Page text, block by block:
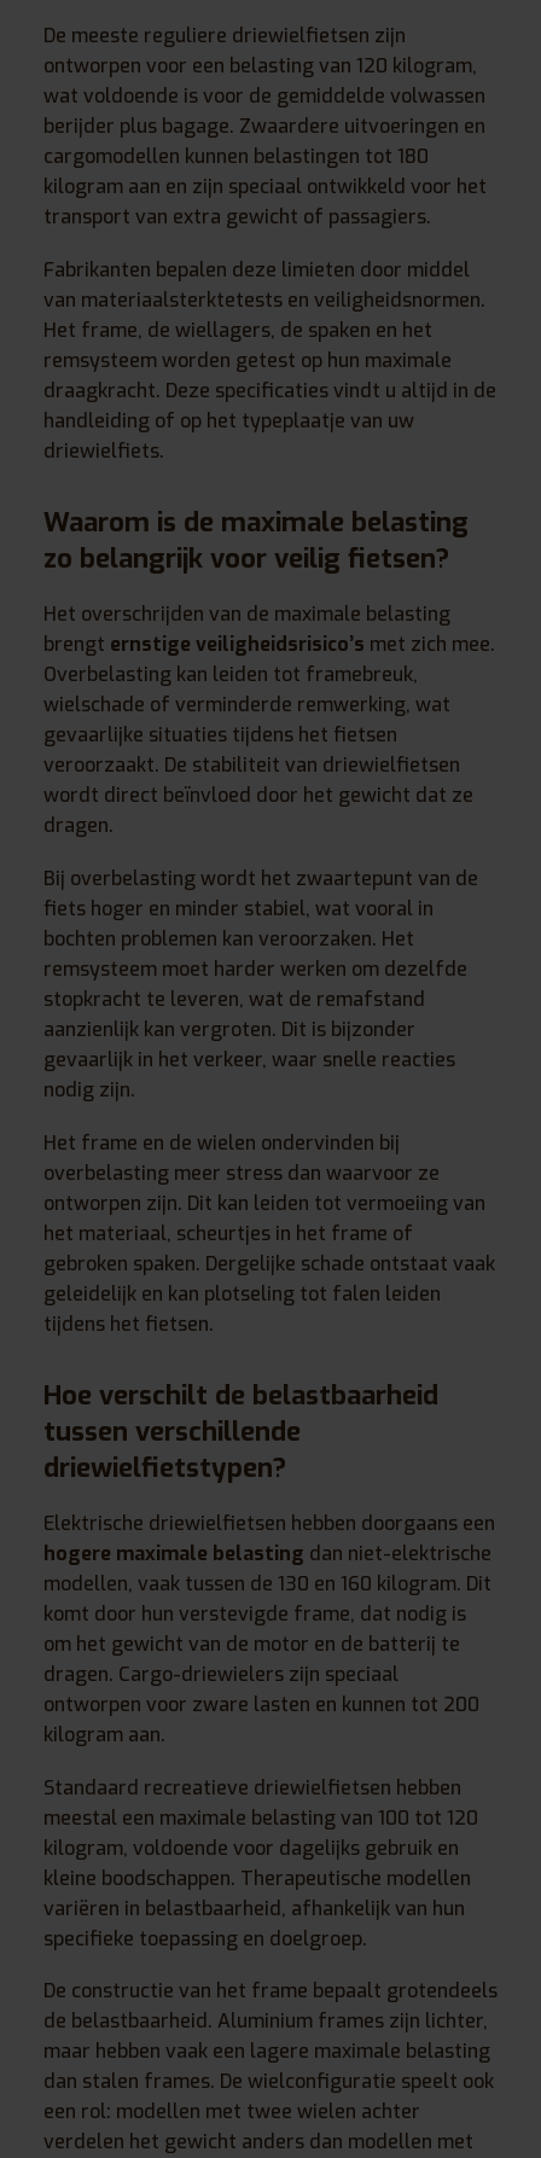
De meeste reguliere driewielfietsen zijn
ontworpen voor een belasting van 120 kilogram,
wat voldoende is voor de gemiddelde volwassen
berijder plus bagage. Zwaardere uitvoeringen en
cargomodellen kunnen belastingen tot 180
kilogram aan en zijn speciaal ontwikkeld voor het
transport van extra gewicht of passagiers.
Fabrikanten bepalen deze limieten door middel
van materiaalsterktetests en veiligheidsnormen.
Het frame, de wiellagers, de spaken en het
remsysteem worden getest op hun maximale
draagkracht. Deze specificaties vindt u altijd in de
handleiding of op het typeplaatje van uw
driewielfiets.
Waarom is de maximale belasting
zo belangrijk voor veilig fietsen?
Het overschrijden van de maximale belasting
brengt ernstige veiligheidsrisico’s met zich mee.
Overbelasting kan leiden tot framebreuk,
wielschade of verminderde remwerking, wat
gevaarlijke situaties tijdens het fietsen
veroorzaakt. De stabiliteit van driewielfietsen
wordt direct beïnvloed door het gewicht dat ze
dragen.
Bij overbelasting wordt het zwaartepunt van de
fiets hoger en minder stabiel, wat vooral in
bochten problemen kan veroorzaken. Het
remsysteem moet harder werken om dezelfde
stopkracht te leveren, wat de remafstand
aanzienlijk kan vergroten. Dit is bijzonder
gevaarlijk in het verkeer, waar snelle reacties
nodig zijn.
Het frame en de wielen ondervinden bij
overbelasting meer stress dan waarvoor ze
ontworpen zijn. Dit kan leiden tot vermoeiing van
het materiaal, scheurtjes in het frame of
gebroken spaken. Dergelijke schade ontstaat vaak
geleidelijk en kan plotseling tot falen leiden
tijdens het fietsen.
Hoe verschilt de belastbaarheid
tussen verschillende
driewielfietstypen?
Elektrische driewielfietsen hebben doorgaans een
hogere maximale belasting dan niet-elektrische
modellen, vaak tussen de 130 en 160 kilogram. Dit
komt door hun verstevigde frame, dat nodig is
om het gewicht van de motor en de batterij te
dragen. Cargo-driewielers zijn speciaal
ontworpen voor zware lasten en kunnen tot 200
kilogram aan.
Standaard recreatieve driewielfietsen hebben
meestal een maximale belasting van 100 tot 120
kilogram, voldoende voor dagelijks gebruik en
kleine boodschappen. Therapeutische modellen
variëren in belastbaarheid, afhankelijk van hun
specifieke toepassing en doelgroep.
De constructie van het frame bepaalt grotendeels
de belastbaarheid. Aluminium frames zijn lichter,
maar hebben vaak een lagere maximale belasting
dan stalen frames. De wielconfiguratie speelt ook
een rol: modellen met twee wielen achter
verdelen het gewicht anders dan modellen met